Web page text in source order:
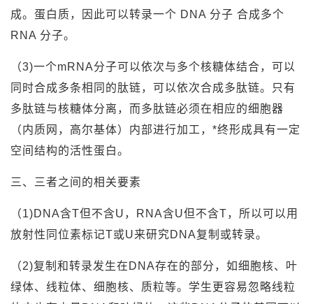
成。蛋白质，因此可以转录一个 DNA 分子 合成多个
RNA 分子。
（3)一个mRNA分子可以依次与多个核糖体结合，可以
同时合成多条相同的肽链，可以依次合成多肽链。只有
多肽链与核糖体分离，而多肽链必须在相应的细胞器
（内质网，高尔基体）内部进行加工，*终形成具有一定
空间结构的活性蛋白。
三、三者之间的相关要素
（1)DNA含T但不含U，RNA含U但不含T，所以可以用
放射性同位素标记T或U来研究DNA复制或转录。
（2)复制和转录发生在DNA存在的部分，如细胞核、叶
绿体、线粒体、细胞核、质粒等。学生更容易忽略线粒